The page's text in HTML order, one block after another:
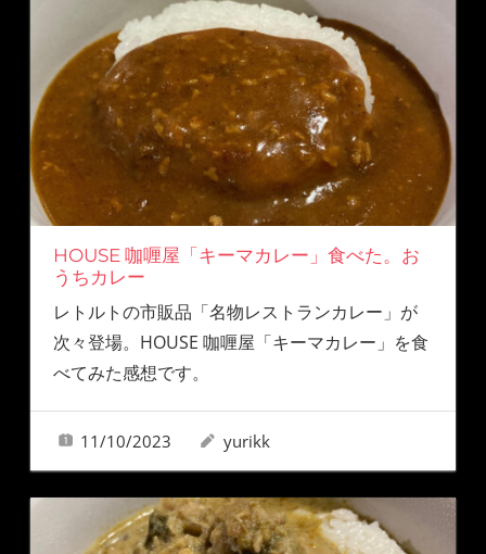
HOUSE 咖喱屋「キーマカレー」食べた。お
うちカレー
レトルトの市販品「名物レストランカレー」が
次々登場。HOUSE 咖喱屋「キーマカレー」を食
べてみた感想です。
11/10/2023 yurikk